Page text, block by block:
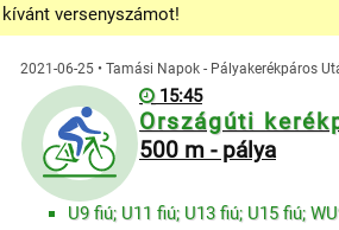
versenyszámot!
2021-06-25 • Tamási Napok - Pályakerékpáros
15:45
Országúti
500 m - pálya
U9 fiú; U11 fiú; U13 fiú; U15 fiú;